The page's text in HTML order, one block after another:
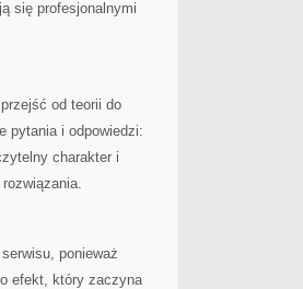
się profesjonalnymi
od teorii do
pytania i odpowiedzi:
charakter i
ponieważ
efekt, który zaczyna